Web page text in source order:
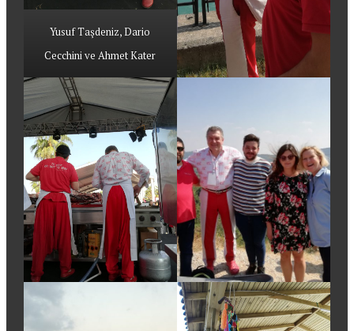
Yusuf Taşdeniz, Dario
Cecchini ve Ahmet Kater